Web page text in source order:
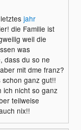
auch!!!
so dumm auf
wand an!!!!!!!
oder
gemacht, war
da ich a) echt
und b)
nie hat mithelfen
und so, und
ausgeschlossen
Essen immer
jahr
die Familie ist
weil die
was
dass du so ne
mit dme franz?
ganz gut!!
ich nicht so ganz
teilweise
nix!!